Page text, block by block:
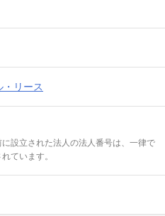
・リース
設立された法人の法人番号は、一律で
ています。